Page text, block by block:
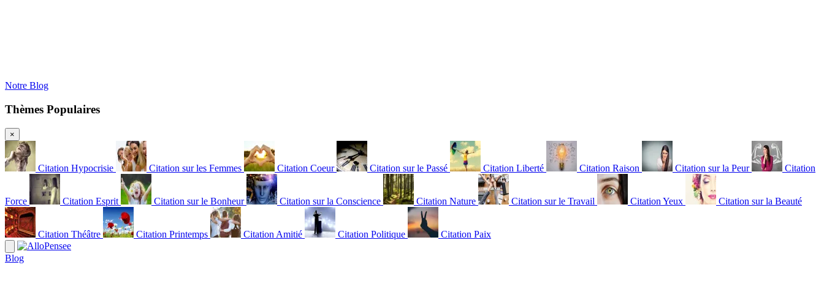
Notre Blog
Thèmes Populaires
×
Citation Hypocrisie Citation sur les Femmes Citation Coeur Citation sur le Passé Citation Liberté Citation Raison Citation sur la Peur Citation
Force Citation Esprit Citation sur le Bonheur Citation sur la Conscience Citation Nature Citation sur le Travail Citation Yeux Citation sur la Beauté
Citation Théâtre Citation Printemps Citation Amitié Citation Politique Citation Paix
Blog